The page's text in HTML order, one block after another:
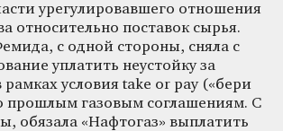
урегулировавшего отношения
относительно поставок сырья.
с одной стороны, сняла с
уплатить неустойку за
рамках условия take or pay («бери
прошлым газовым соглашениям. С
обязала «Нафтогаз» выплатить